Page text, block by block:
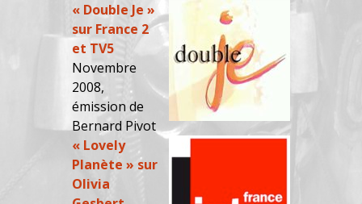
« Double Je »
sur France 2
et TV5
Novembre
2008,
émission de
Bernard Pivot
« Lovely
Planète » sur
Olivia